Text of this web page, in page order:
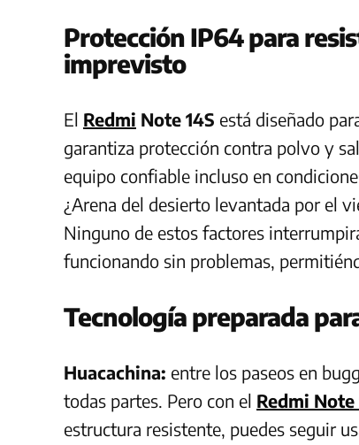
Protección IP64 para
imprevisto
El Redmi Note 14S está diseñado
garantiza protección contra polvo y
equipo confiable incluso en
¿Arena del desierto levantada por el
Ninguno de estos factores
funcionando sin problemas,
Tecnología preparada
Huacachina: entre los paseos en
todas partes. Pero con el Redmi Note
estructura resistente, puedes seguir